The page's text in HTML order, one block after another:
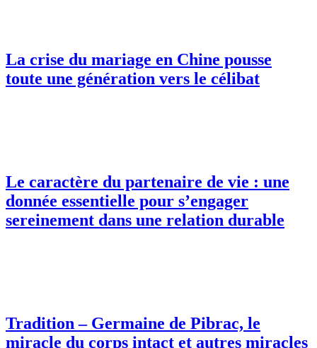
La crise du mariage en Chine pousse
toute une génération vers le célibat
Le caractère du partenaire de vie : une
donnée essentielle pour s’engager
sereinement dans une relation durable
Tradition – Germaine de Pibrac, le
miracle du corps intact et autres miracles